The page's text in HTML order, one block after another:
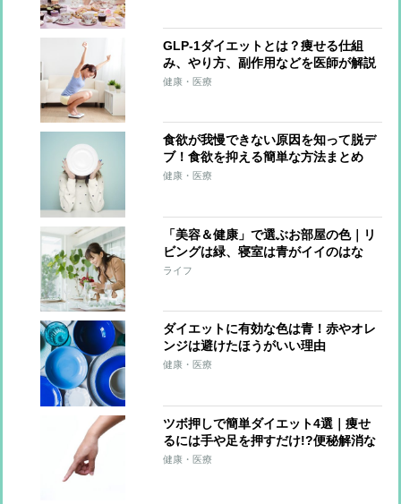
GLP-1ダイエットとは？痩せる仕組
み、やり方、副作用などを医師が解説
健康・医療
食欲が我慢できない原因を知って脱デ
ブ！食欲を抑える簡単な方法まとめ
健康・医療
「美容＆健康」で選ぶお部屋の色｜リ
ビングは緑、寝室は青がイイのはな
ぜ？
ライフ
ダイエットに有効な色は青！赤やオレ
ンジは避けたほうがいい理由
健康・医療
ツボ押しで簡単ダイエット4選｜痩せ
るには手や足を押すだけ!?便秘解消な
どに効果的なマッサージ＆グッズ
健康・医療